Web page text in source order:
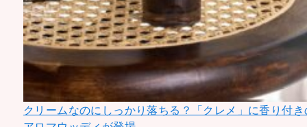
クリームなのにしっかり落ちる？「クレメ」に香り付